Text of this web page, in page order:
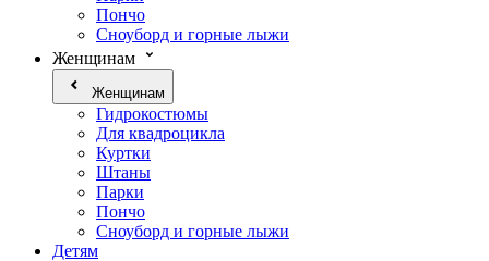
Пончо
Сноуборд и горные лыжи
Женщинам
Женщинам
Гидрокостюмы
Для квадроцикла
Куртки
Штаны
Парки
Пончо
Сноуборд и горные лыжи
Детям